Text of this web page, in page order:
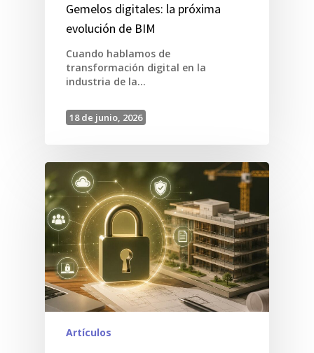
Gemelos digitales: la próxima
evolución de BIM
Cuando hablamos de
transformación digital en la
industria de la…
18 de junio, 2026
Artículos